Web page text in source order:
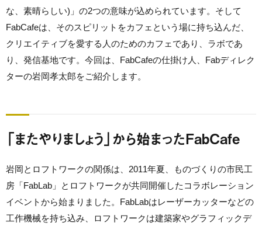
な、素晴らしい)」の2つの意味が込められています。そして
FabCafeは、そのスピリットをカフェという場に持ち込んだ、
クリエイティブを愛する人のためのカフェであり、ラボであ
り、 発信基地です。今回は、FabCafeの仕掛け人、Fabディレク
ターの岩岡孝太郎をご紹介します。
「またやりましょう」から始まったFabCafe
岩岡とロフトワークの関係は、2011年夏、
ものづくりの市民工
房「FabLab」
とロフトワークが共同開催したコラボレーション
イベントから始ま りました。FabLabはレーザーカッターなどの
工作機械を持ち込み、
ロフトワークは建築家やグラフィックデ